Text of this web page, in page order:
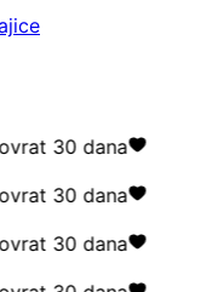
30 dana
30 dana
30 dana